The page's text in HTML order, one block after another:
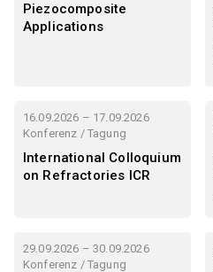
Piezocomposite
Applications
16.09.2026 – 17.09.2026
Konferenz / Tagung
International Colloquium
on Refractories ICR
29.09.2026 – 30.09.2026
Konferenz / Tagung